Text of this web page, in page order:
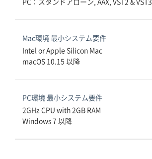
Mac環境 最小システム要件
Intel or Apple Silicon Mac
macOS 10.15 以降
PC環境 最小システム要件
2GHz CPU with 2GB RAM
Windows 7 以降